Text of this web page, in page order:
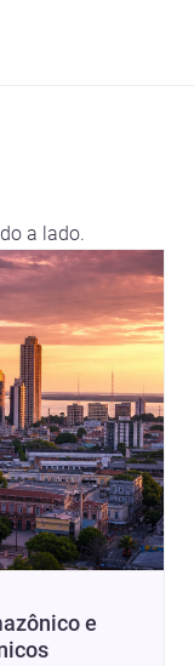
a lado.
e